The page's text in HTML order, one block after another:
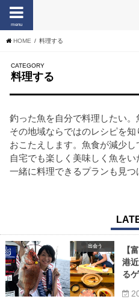
menu
HOME 料理する
CATEGORY
料理する
釣った魚を自分で料理したい。
その地域ならではのレシピを
おこたえします。魚食が減少
自宅でも楽しく美味しく魚を
一緒に料理できるプランも見つ
出会う
【
港
る